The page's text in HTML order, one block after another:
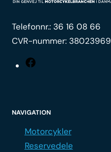
Telefonnr.: 36 16 08 66
CVR-nummer: 38023969
NAVIGATION
Motorcykler
Reservedele